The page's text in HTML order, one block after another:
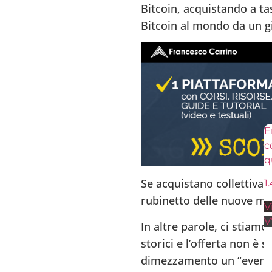
Bitcoin, acquistando a
Bitcoin al mondo da un
Se acquistano
rubinetto delle nuove
In altre parole, ci
storici e l’offerta non è
dimezzamento un